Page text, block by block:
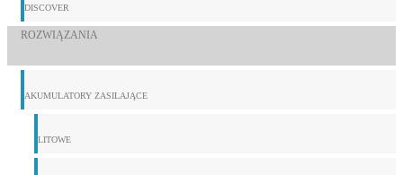
DISCOVER
ROZWIĄZANIA
AKUMULATORY ZASILAJĄCE
LITOWE